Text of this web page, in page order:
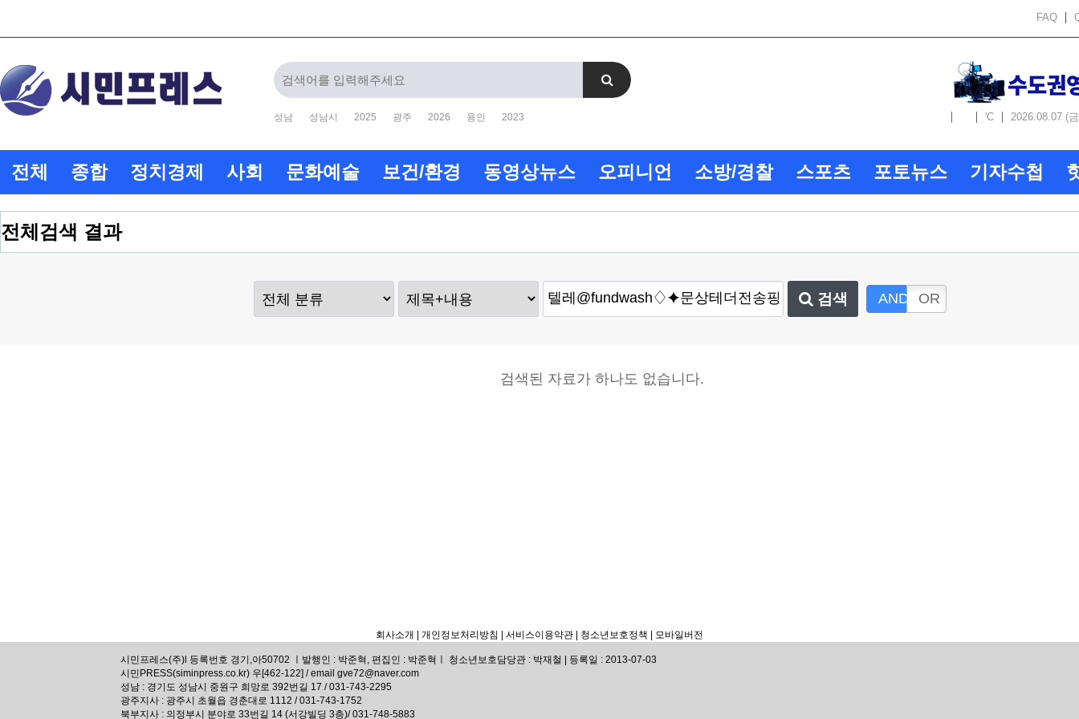
FAQ
성남 성남시 2025 광주 2026 용인 2023 'C 2026.08.07 (
전체 종합 정치경제 사회 문화예술 보건/환경 동영상뉴스 오피니언 소방/경찰 스포츠 포토뉴스 기자수첩
전체검색 결과
검색 AND OR
검색된 자료가 하나도 없습니다.
회사소개 | 개인정보처리방침 | 서비스이용약관 | 청소년보호정책 | 모바일버전
시민프레스(주)l 등록번호 경기,아50702 ㅣ발행인 : 박준혁, 편집인 : 박준혁ㅣ 청소년보호담당관 : 박재철 | 등록일 : 2013-07-03
시민PRESS(siminpress.co.kr) 우[462-122] / email gve72@naver.com
성남 : 경기도 성남시 중원구 희망로 392번길 17 / 031-743-2295
광주지사 : 광주시 초월읍 경춘대로 1112 / 031-743-1752
북부지사 : 의정부시 분야로 33번길 14 (서강빌딩 3층)/ 031-748-5883